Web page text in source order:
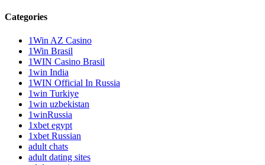
Categories
1Win AZ Casino
1Win Brasil
1WIN Casino Brasil
1win India
1WIN Official In Russia
1win Turkiye
1win uzbekistan
1winRussia
1xbet egypt
1xbet Russian
adult chats
adult dating sites